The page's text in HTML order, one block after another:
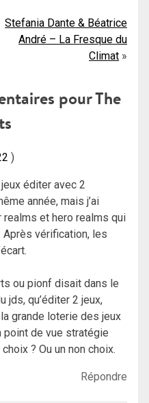
Stefania Dante & Béatrice
André – La Fresque du
Climat
pourThe
éditer avec 2
année, mais j’ai
et hero realms qui
vérification, les
ou pionf disait dans le
jds, qu’éditer 2 jeux,
grande loterie des jeux
point de vue stratégie
? Ou un non choix.
Répondre